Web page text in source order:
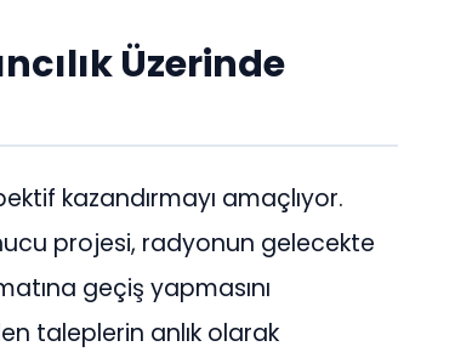
Üzerinde
kazandırmayı amaçlıyor.
projesi, radyonun gelecekte
geçiş yapmasını
taleplerin anlık olarak